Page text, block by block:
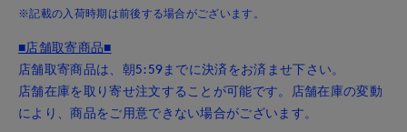
※記載の入荷時期は前後する場合がございます。
■店舗取寄商品■
店舗取寄商品は、朝5:59までに決済をお済ませ下さい。
店舗在庫を取り寄せ注文することが可能です。店舗在庫の変動
により、商品をご用意できない場合がございます。